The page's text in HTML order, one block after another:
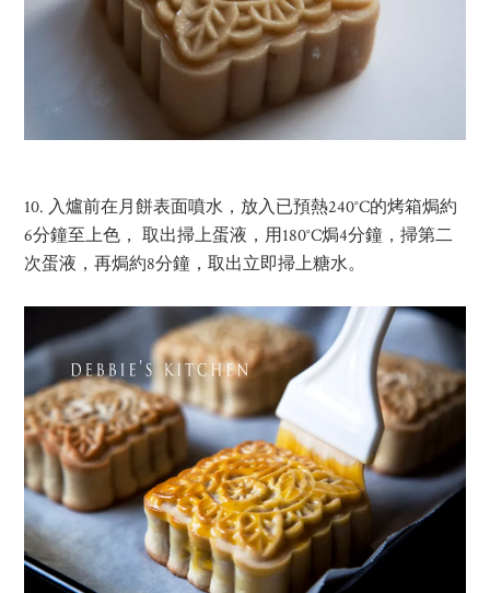
10. 入爐前在月餅表面噴水，放入已預熱240°C的烤箱焗約
6分鐘至上色， 取出掃上蛋液，用180°C焗4分鐘，掃第二
次蛋液，再焗約8分鐘，取出立即掃上糖水。